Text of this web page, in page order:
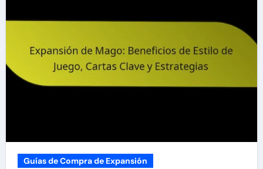
Guías de Compra de Expansión